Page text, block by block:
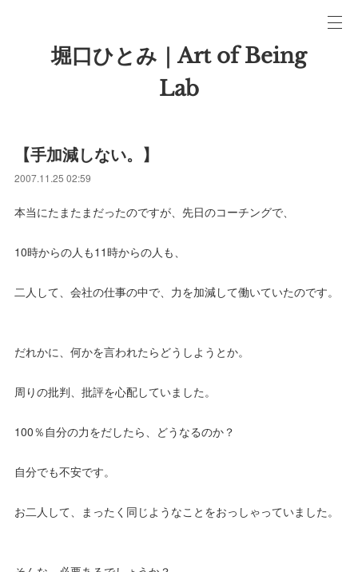
堀口ひとみ｜Art of Being
Lab
【手加減しない。】
2007.11.25 02:59
本当にたまたまだったのですが、先日のコーチングで、
10時からの人も11時からの人も、
二人して、会社の仕事の中で、力を加減して働いていたのです。
だれかに、何かを言われたらどうしようとか。
周りの批判、批評を心配していました。
100％自分の力をだしたら、どうなるのか？
自分でも不安です。
お二人して、まったく同じようなことをおっしゃっていました。